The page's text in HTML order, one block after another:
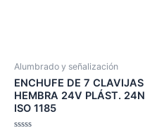
Alumbrado y señalización
ENCHUFE DE 7 CLAVIJAS
HEMBRA 24V PLÁST. 24N
ISO 1185